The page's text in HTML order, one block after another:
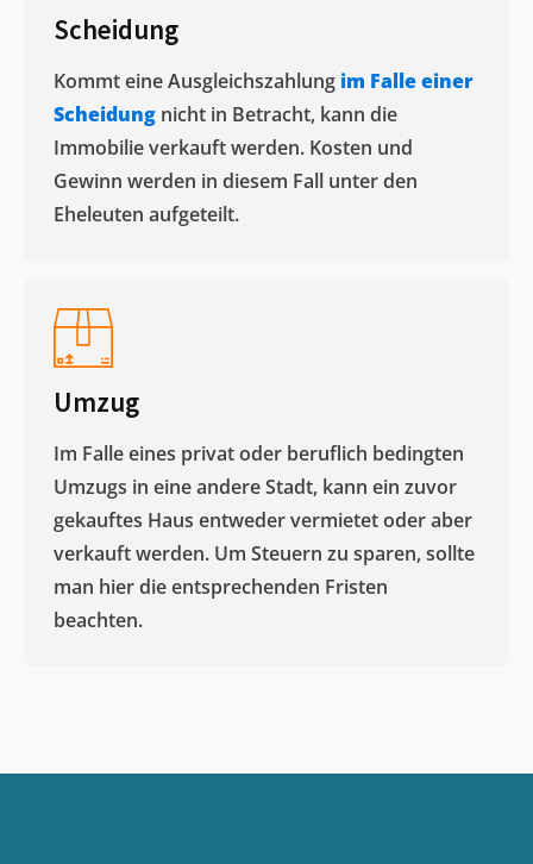
Scheidung
Kommt eine Ausgleichszahlung im Falle einer
Scheidung nicht in Betracht, kann die
Immobilie verkauft werden. Kosten und
Gewinn werden in diesem Fall unter den
Eheleuten aufgeteilt.​
Umzug
Im Falle eines privat oder beruflich bedingten
Umzugs in eine andere Stadt, kann ein zuvor
gekauftes Haus entweder vermietet oder aber
verkauft werden. Um Steuern zu sparen, sollte
man hier die entsprechenden Fristen
beachten.